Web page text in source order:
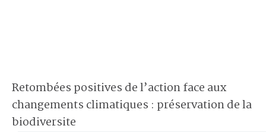
Retombées positives de l’action face aux
changements climatiques : préservation de la
biodiversite